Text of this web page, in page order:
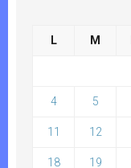
L M
4 5
11 12
18 19